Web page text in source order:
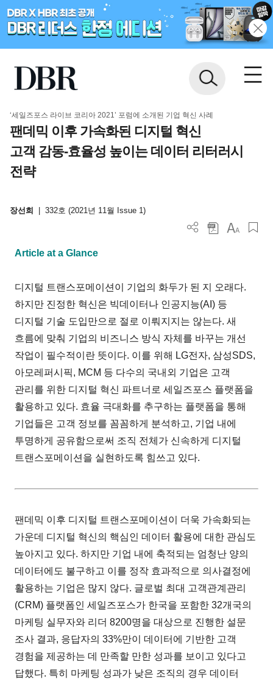
‘세일즈포스 라이브 코리아 2021’ 포럼에 소개된 기업 혁신 사례
팬데믹 이후 가속화된 디지털 혁신
고객 감동-효율성 높이는 데이터 리터러시
전략
장선희 332호 (2021년 11월 Issue 1)
Article at a Glance
디지털 트랜스포메이션이 기업의 화두가 된 지 오래다.
하지만 진정한 혁신은 빅데이터나 인공지능(AI) 등
디지털 기술 도입만으로 절로 이뤄지지는 않는다. 새
흐름에 맞춰 기업의 비즈니스 방식 자체를 바꾸는 개선
작업이 필수적이란 뜻이다. 이를 위해 LG전자, 삼성SDS,
아모레퍼시픽, MCM 등 다수의 국내외 기업은 고객
관리를 위한 디지털 혁신 파트너로 세일즈포스 플랫폼을
활용하고 있다. 효율 극대화를 추구하는 플랫폼을 통해
기업들은 고객 정보를 꼼꼼하게 분석하고, 기업 내에
투명하게 공유함으로써 조직 전체가 신속하게 디지털
트랜스포메이션을 실현하도록 힘쓰고 있다.
팬데믹 이후 디지털 트랜스포메이션이 더욱 가속화되는
가운데 디지털 혁신의 핵심인 데이터 활용에 대한 관심도
높아지고 있다. 하지만 기업 내에 축적되는 엄청난 양의
데이터에도 불구하고 이를 정작 효과적으로 의사결정에
활용하는 기업은 많지 않다. 글로벌 최대 고객관계관리
(CRM) 플랫폼인 세일즈포스가 한국을 포함한 32개국의
마케팅 실무자와 리더 8200명을 대상으로 진행한 설문
조사 결과, 응답자의 33%만이 데이터에 기반한 고객
경험을 제공하는 데 만족할 만한 성과를 보이고 있다고
답했다. 특히 마케팅 성과가 낮은 조직의 경우 데이터